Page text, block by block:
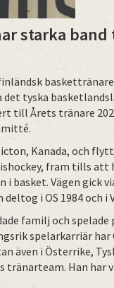
starka band
tyska
till Årets tränare
Kanada, och
fram tills att
i basket. Vägen
i OS 1984 och i
familj och spelade
spelarkarriär
även i Österrike,
tränarteam. Han